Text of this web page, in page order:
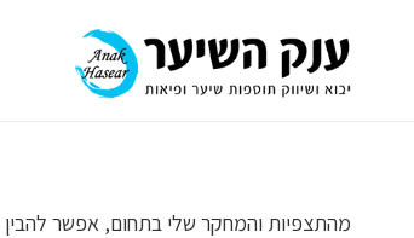
מהתצפיות והמחקר שלי בתחום, אפשר להבין